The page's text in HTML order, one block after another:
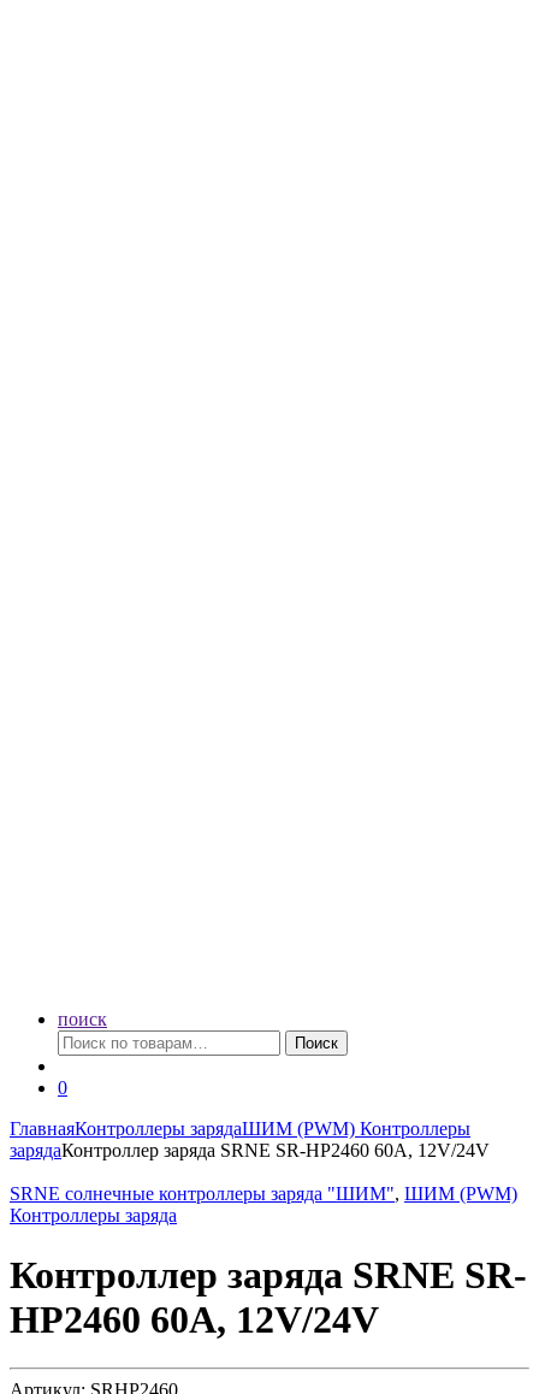
поиск
Искать:
Поиск
0
ГлавнаяКонтроллеры зарядаШИМ (PWM) Контроллеры
зарядаКонтроллер заряда SRNE SR-HP2460 60A, 12V/24V
SRNE солнечные контроллеры заряда "ШИМ", ШИМ (PWM)
Контроллеры заряда
Контроллер заряда SRNE SR-
HP2460 60A, 12V/24V